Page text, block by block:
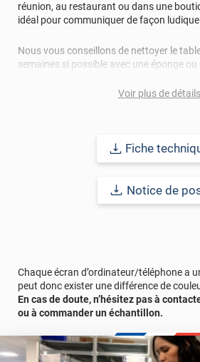
réunion, au restaurant ou dans une
idéal pour communiquer de façon
Nous vous conseillons de nettoyer le
semaines si possible avec une éponge
Voir plus de détails
Fiche
Notice de
Chaque écran d’ordinateur/téléphone a
peut donc exister une différence de
En cas de doute, n’hésitez pas à
ou à commander un échantillon.